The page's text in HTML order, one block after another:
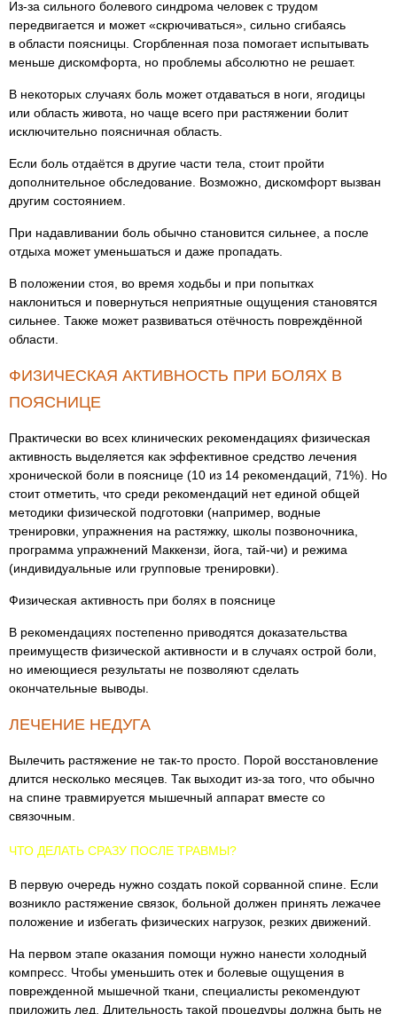
Из-за сильного болевого синдрома человек с трудом
передвигается и может «скрючиваться», сильно сгибаясь
в области поясницы. Сгорбленная поза помогает испытывать
меньше дискомфорта, но проблемы абсолютно не решает.
В некоторых случаях боль может отдаваться в ноги, ягодицы
или область живота, но чаще всего при растяжении болит
исключительно поясничная область.
Если боль отдаётся в другие части тела, стоит пройти
дополнительное обследование. Возможно, дискомфорт вызван
другим состоянием.
При надавливании боль обычно становится сильнее, а после
отдыха может уменьшаться и даже пропадать.
В положении стоя, во время ходьбы и при попытках
наклониться и повернуться неприятные ощущения становятся
сильнее. Также может развиваться отёчность повреждённой
области.
ФИЗИЧЕСКАЯ АКТИВНОСТЬ ПРИ БОЛЯХ В
ПОЯСНИЦЕ
Практически во всех клинических рекомендациях физическая
активность выделяется как эффективное средство лечения
хронической боли в пояснице (10 из 14 рекомендаций, 71%). Но
стоит отметить, что среди рекомендаций нет единой общей
методики физической подготовки (например, водные
тренировки, упражнения на растяжку, школы позвоночника,
программа упражнений Маккензи, йога, тай-чи) и режима
(индивидуальные или групповые тренировки).
Физическая активность при болях в пояснице
В рекомендациях постепенно приводятся доказательства
преимуществ физической активности и в случаях острой боли,
но имеющиеся результаты не позволяют сделать
окончательные выводы.
ЛЕЧЕНИЕ НЕДУГА
Вылечить растяжение не так-то просто. Порой восстановление
длится несколько месяцев. Так выходит из-за того, что обычно
на спине травмируется мышечный аппарат вместе со
связочным.
ЧТО ДЕЛАТЬ СРАЗУ ПОСЛЕ ТРАВМЫ?
В первую очередь нужно создать покой сорванной спине. Если
возникло растяжение связок, больной должен принять лежачее
положение и избегать физических нагрузок, резких движений.
На первом этапе оказания помощи нужно нанести холодный
компресс. Чтобы уменьшить отек и болевые ощущения в
поврежденной мышечной ткани, специалисты рекомендуют
приложить лед. Длительность такой процедуры должна быть не